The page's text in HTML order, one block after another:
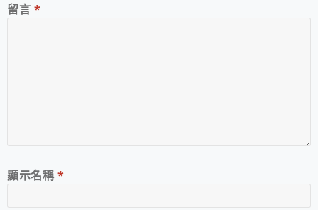
留言 *
顯示名稱*